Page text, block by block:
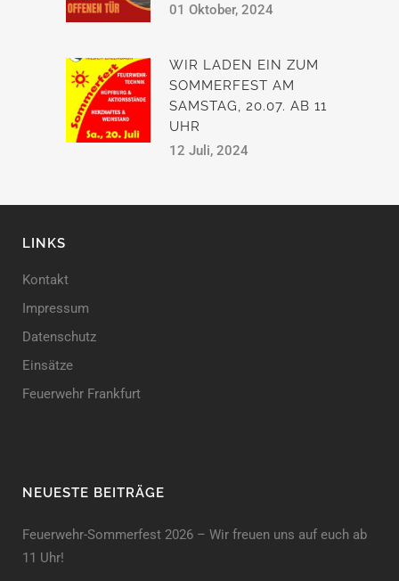
01 Oktober, 2024
WIR LADEN EIN ZUM
SOMMERFEST AM
SAMSTAG, 20.07. AB 11
UHR
12 Juli, 2024
LINKS
Kontakt
Impressum
Datenschutz
Einsätze
Feuerwehr Frankfurt
NEUESTE BEITRÄGE
Feuerwehr-Sommerfest 2026 – Wir freuen uns auf euch ab
11 Uhr!